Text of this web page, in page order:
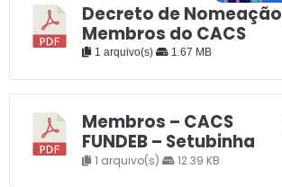
Decreto de Nomeação
Membros do CACS
1 arquivo(s) 1.67 MB
Membros – CACS
FUNDEB – Setubinha
1 arquivo(s) 12.39 KB